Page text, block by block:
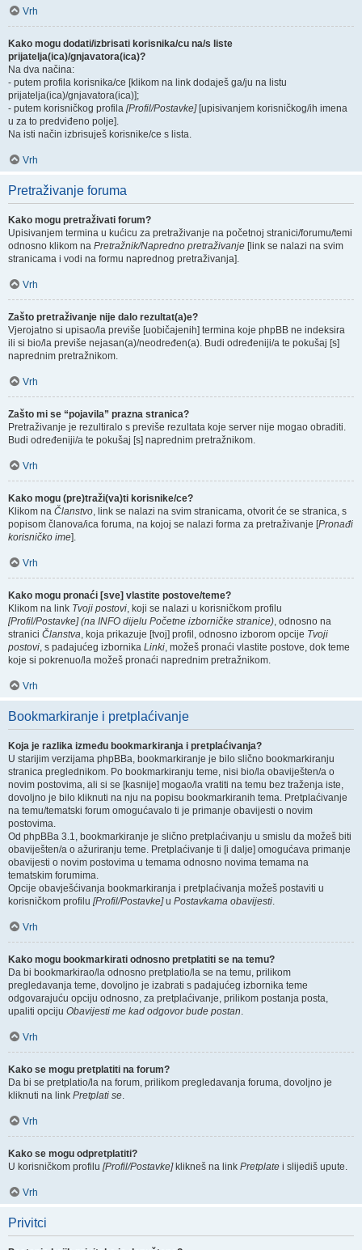
Vrh
Kako mogu dodati/izbrisati korisnika/cu na/s liste
prijatelja(ica)/gnjavatora(ica)?
Na dva načina:
- putem profila korisnika/ce [klikom na link dodaješ ga/ju na listu
prijatelja(ica)/gnjavatora(ica)];
- putem korisničkog profila [Profil/Postavke][upisivanjem korisničkog/ih imena
u za to predviđeno polje].
Na isti način izbrisuješ korisnike/ce s lista.
Vrh
Pretraživanje foruma
Kako mogu pretraživati forum?
Upisivanjem termina u kućicu za pretraživanje na početnoj stranici/forumu/temi
odnosno klikom na Pretražnik/Napredno pretraživanje [link se nalazi na svim
stranicama i vodi na formu naprednog pretraživanja].
Vrh
Zašto pretraživanje nije dalo rezultat(a)e?
Vjerojatno si upisao/la previše [uobičajenih] termina koje phpBB ne indeksira
ili si bio/la previše nejasan(a)/neodređen(a). Budi određeniji/a te pokušaj [s]
naprednim pretražnikom.
Vrh
Zašto mi se “pojavila” prazna stranica?
Pretraživanje je rezultiralo s previše rezultata koje server nije mogao obraditi.
Budi određeniji/a te pokušaj [s] naprednim pretražnikom.
Vrh
Kako mogu (pre)traži(va)ti korisnike/ce?
Klikom na Članstvo, link se nalazi na svim stranicama, otvorit će se stranica, s
popisom članova/ica foruma, na kojoj se nalazi forma za pretraživanje [Pronađi
korisničko ime].
Vrh
Kako mogu pronaći [sve] vlastite postove/teme?
Klikom na link Tvoji postovi, koji se nalazi u korisničkom profilu
[Profil/Postavke] (na INFO dijelu Početne izborničke stranice), odnosno na
stranici Članstva, koja prikazuje [tvoj] profil, odnosno izborom opcije Tvoji
postovi, s padajućeg izbornika Linki, možeš pronaći vlastite postove, dok teme
koje si pokrenuo/la možeš pronaći naprednim pretražnikom.
Vrh
Bookmarkiranje i pretplaćivanje
Koja je razlika između bookmarkiranja i pretplaćivanja?
U starijim verzijama phpBBa, bookmarkiranje je bilo slično bookmarkiranju
stranica preglednikom. Po bookmarkiranju teme, nisi bio/la obaviješten/a o
novim postovima, ali si se [kasnije] mogao/la vratiti na temu bez traženja iste,
dovoljno je bilo kliknuti na nju na popisu bookmarkiranih tema. Pretplaćivanje
na temu/tematski forum omogućavalo ti je primanje obavijesti o novim
postovima.
Od phpBBa 3.1, bookmarkiranje je slično pretplaćivanju u smislu da možeš biti
obaviješten/a o ažuriranju teme. Pretplaćivanje ti [i dalje] omogućava primanje
obavijesti o novim postovima u temama odnosno novima temama na
tematskim forumima.
Opcije obavješćivanja bookmarkiranja i pretplaćivanja možeš postaviti u
korisničkom profilu [Profil/Postavke]u Postavkama obavijesti.
Vrh
Kako mogu bookmarkirati odnosno pretplatiti se na temu?
Da bi bookmarkirao/la odnosno pretplatio/la se na temu, prilikom
pregledavanja teme, dovoljno je izabrati s padajućeg izbornika teme
odgovarajuću opciju odnosno, za pretplaćivanje, prilikom postanja posta,
upaliti opciju Obavijesti me kad odgovor bude postan.
Vrh
Kako se mogu pretplatiti na forum?
Da bi se pretplatio/la na forum, prilikom pregledavanja foruma, dovoljno je
kliknuti na link Pretplati se.
Vrh
Kako se mogu odpretplatiti?
U korisničkom profilu [Profil/Postavke]klikneš na link Pretplate i slijediš upute.
Vrh
Privitci